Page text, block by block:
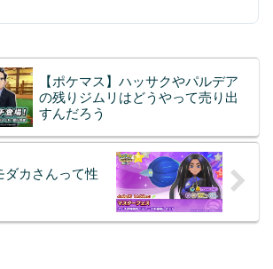
【ポケマス】ハッサクやパルデア
の残りジムリはどうやって売り出
すんだろう
ダカさんって性